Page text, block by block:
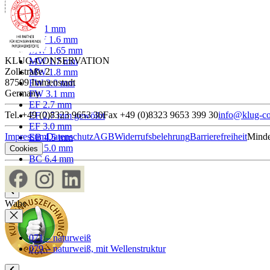
F 1.1 mm
MW 1.6 mm
MW 1.65 mm
MW 1.7 mm
MW 1.8 mm
FW 3.0 mm
FW 3.1 mm
EF 2.7 mm
EF 2.7 mm gewölbt
EF 3.0 mm
EB 4.5 mm
EB 5.0 mm
BC 6.4 mm
EBB 8.0 mm
Wabe
071 – naturweiß
079 – naturweiß, mit Wellenstruktur
KLUG-CONSERVATION
Zollstraße 2
87509 Immenstadt
Germany
Tel. +49 (0)8323 9653 30Fax +49 (0)8323 9653 399 30info@klug-
ImpressumDatenschutzAGBWiderrufsbelehrungBarrierefreiheit
Cookies